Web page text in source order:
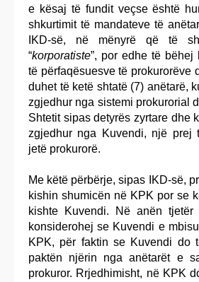
e kësaj të fundit veçse është
shkurtimit të mandateve të
IKD-së, në mënyrë që të
“korporatiste”, por edhe të bëhej
të përfaqësuesve të prokurorëve
duhet të ketë shtatë (7) anëtarë,
zgjedhur nga sistemi prokurorial
Shtetit sipas detyrës zyrtare dhe
zgjedhur nga Kuvendi, një prej
jetë prokurorë.
Me këtë përbërje, sipas IKD-së,
kishin shumicën në KPK por se
kishte Kuvendi. Në anën
konsiderohej se Kuvendi e
KPK, për faktin se Kuvendi do
paktën njërin nga anëtarët e
prokuror. Rrjedhimisht, në KPK